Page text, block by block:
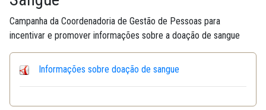
Campanha da Coordenadoria de Gestão de Pessoas para
incentivar e promover informações sobre a doação de sangue
Informações sobre doação de sangue